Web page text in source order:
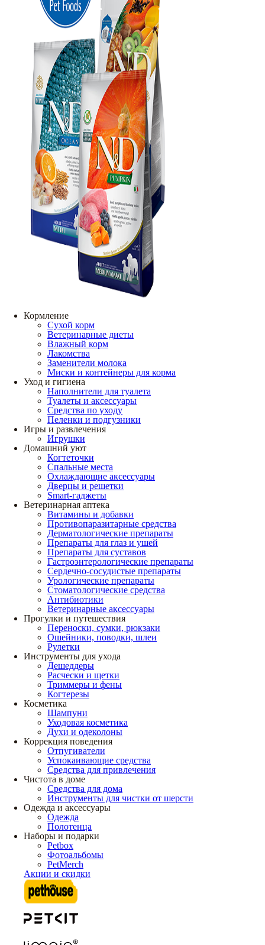
Кормление
Сухой корм
Ветеринарные диеты
Влажный корм
Лакомства
Заменители молока
Миски и контейнеры для корма
Уход и гигиена
Наполнители для туалета
Туалеты и аксессуары
Средства по уходу
Пеленки и подгузники
Игры и развлечения
Игрушки
Домашний уют
Когтеточки
Спальные места
Охлаждающие аксессуары
Дверцы и решетки
Smart-гаджеты
Ветеринарная аптека
Витамины и добавки
Противопаразитарные средства
Дерматологические препараты
Препараты для глаз и ушей
Препараты для суставов
Гастроэнтерологические препараты
Сердечно-сосудистые препараты
Урологические препараты
Стоматологические средства
Антибиотики
Ветеринарные аксессуары
Прогулки и путешествия
Переноски, сумки, рюкзаки
Ошейники, поводки, шлеи
Рулетки
Инструменты для ухода
Дешеддеры
Расчески и щетки
Триммеры и фены
Когтерезы
Косметика
Шампуни
Уходовая косметика
Духи и одеколоны
Коррекция поведения
Отпугиватели
Успокаивающие средства
Средства для привлечения
Чистота в доме
Средства для дома
Инструменты для чистки от шерсти
Одежда и аксессуары
Одежда
Полотенца
Наборы и подарки
Petbox
Фотоальбомы
PetMerch
Акции и скидки